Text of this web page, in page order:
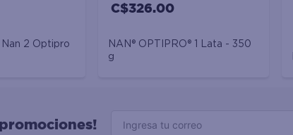
2 Optipro
C$326.00
NAN® OPTIPRO® 1 Lata - 350
g